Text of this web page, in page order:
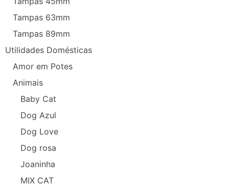
Tampas 63mm
Tampas 89mm
Utilidades Domésticas
Amor em Potes
Animais
Baby Cat
Dog Azul
Dog Love
Dog rosa
Joaninha
MIX CAT